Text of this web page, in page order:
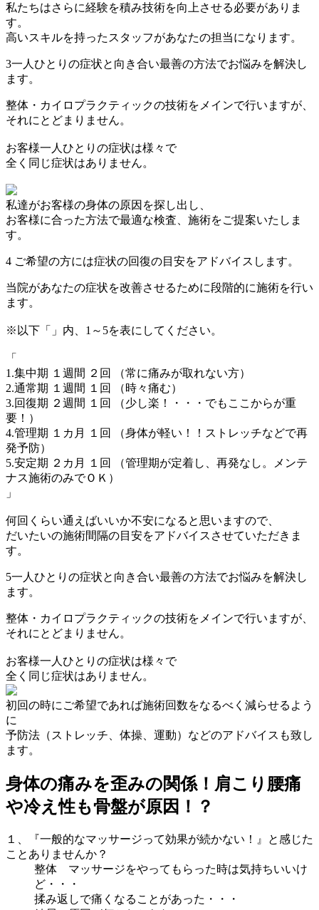
私たちはさらに経験を積み技術を向上させる必要がありま
す。
高いスキルを持ったスタッフがあなたの担当になります。
3一人ひとりの症状と向き合い最善の方法でお悩みを解決し
ます。
整体・カイロプラクティックの技術をメインで行いますが、
それにとどまりません。
お客様一人ひとりの症状は様々で
全く同じ症状はありません。
私達がお客様の身体の原因を探し出し、
お客様に合った方法で最適な検査、施術をご提案いたしま
す。
4 ご希望の方には症状の回復の目安をアドバイスします。
当院があなたの症状を改善させるために段階的に施術を行い
ます。
※以下「」内、1～5を表にしてください。
「
1.集中期 １週間 ２回 （常に痛みが取れない方）
2.通常期 １週間 １回 （時々痛む）
3.回復期 ２週間 １回 （少し楽！・・・でもここからが重
要！）
4.管理期 １カ月 １回 （身体が軽い！！ストレッチなどで再
発予防）
5.安定期 ２カ月 １回 （管理期が定着し、再発なし。メンテ
ナス施術のみでＯＫ）
」
何回くらい通えばいいか不安になると思いますので、
だいたいの施術間隔の目安をアドバイスさせていただきま
す。
5一人ひとりの症状と向き合い最善の方法でお悩みを解決し
ます。
整体・カイロプラクティックの技術をメインで行いますが、
それにとどまりません。
お客様一人ひとりの症状は様々で
全く同じ症状はありません。
初回の時にご希望であれば施術回数をなるべく減らせるよう
に
予防法（ストレッチ、体操、運動）などのアドバイスも致し
ます。
身体の痛みを歪みの関係！肩こり腰痛
や冷え性も骨盤が原因！？
１、『一般的なマッサージって効果が続かない！』と感じた
ことありませんか？
整体 マッサージをやってもらった時は気持ちいいけ
ど・・・
揉み返しで痛くなることがあった・・・